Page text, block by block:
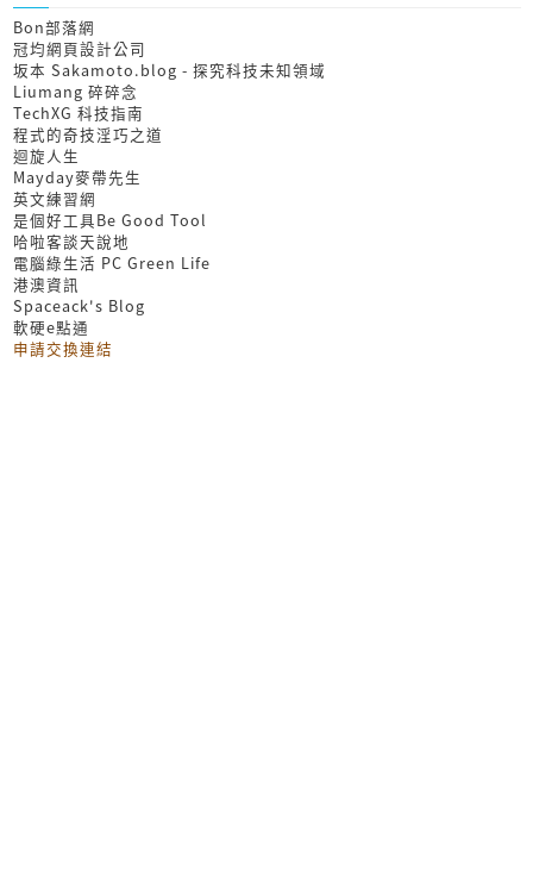
Bon部落網
冠均網頁設計公司
坂本 Sakamoto.blog - 探究科技未知領域
Liumang 碎碎念
TechXG 科技指南
程式的奇技淫巧之道
迴旋人生
Mayday麥帶先生
英文練習網
是個好工具Be Good Tool
哈啦客談天說地
電腦綠生活 PC Green Life
港澳資訊
Spaceack's Blog
軟硬e點通
申請交換連結